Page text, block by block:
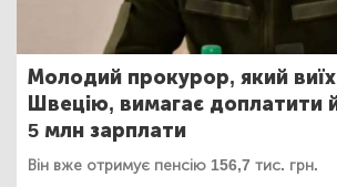
Молодий прокурор, який
Швецію, вимагає доплатити
5 млн зарплати
Він вже отримує пенсію 156,7 тис. грн.